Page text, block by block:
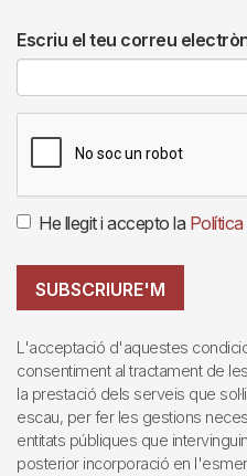
Escriu el teu correu
He llegit i accepto la
SUBSCRIURE'M
L'acceptació d'aquestes
consentiment al tractament de
la prestació dels serveis que
escau, per fer les gestions
entitats públiques que
posterior incorporació en